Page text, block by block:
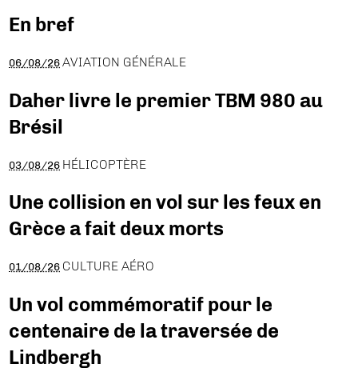
En bref
06/08/26 AVIATION GÉNÉRALE
Daher livre le premier TBM 980 au
Brésil
03/08/26 HÉLICOPTÈRE
Une collision en vol sur les feux en
Grèce a fait deux morts
01/08/26 CULTURE AÉRO
Un vol commémoratif pour le
centenaire de la traversée de
Lindbergh